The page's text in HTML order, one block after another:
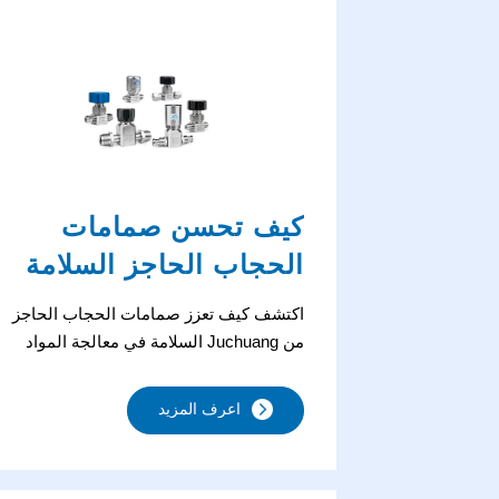
كيف تحسن صمامات
الحجاب الحاجز السلامة
في معالجة المواد
الكيميائية
اكتشف كيف تعزز صمامات الحجاب الحاجز
من Juchuang السلامة في معالجة المواد
التآكل، وأداء فائق النظافة. مثالية للتعامل مع
الوسائط المسببة للتآكل، عالية النقاء،
اعرف المزيد